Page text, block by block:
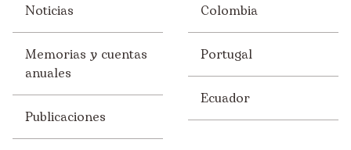
Noticias
Memorias y cuentas
anuales
Publicaciones
Colombia
Portugal
Ecuador